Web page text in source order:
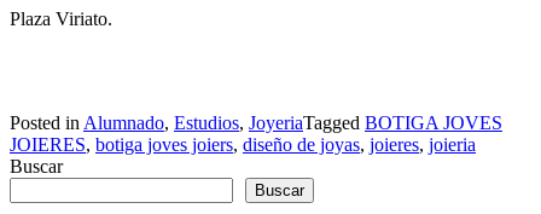
Plaza Viriato.
Posted in Alumnado, Estudios, JoyeriaTagged BOTIGA JOVES
JOIERES, botiga joves joiers, diseño de joyas, joieres, joieria
Buscar
Buscar